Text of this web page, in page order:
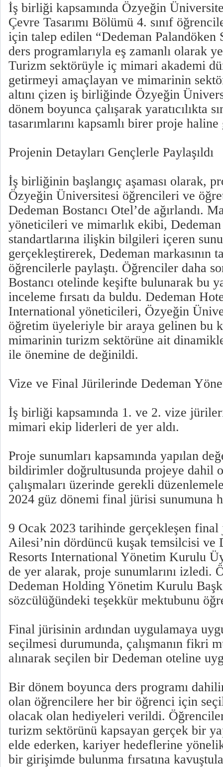
İş birliği kapsamında Özyeğin
Çevre Tasarımı Bölümü 4. sınıf
için talep edilen “Dedeman
ders programlarıyla eş zamanlı olarak
Turizm sektörüyle iç mimari akademi
getirmeyi amaçlayan ve mimarinin
altını çizen iş birliğinde Özyeğin
dönem boyunca çalışarak yaratıcılıkta
tasarımlarını kapsamlı birer proje
Projenin Detayları Gençlerle Paylaşıldı
İş birliğinin başlangıç aşaması olarak,
Özyeğin Üniversitesi öğrencileri ve
Dedeman Bostancı Otel’de ağırlandı.
yöneticileri ve mimarlık ekibi,
standartlarına ilişkin bilgileri içeren
gerçekleştirerek, Dedeman markasının
öğrencilerle paylaştı. Öğrenciler daha
Bostancı otelinde keşifte bulunarak bu
inceleme fırsatı da buldu. Dedeman
International yöneticileri, Özyeğin
öğretim üyeleriyle bir araya gelinen bu
mimarinin turizm sektörüne ait
ile önemine de değinildi.
Vize ve Final Jürilerinde Dedeman
İş birliği kapsamında 1. ve 2. vize
mimari ekip liderleri de yer aldı.
Proje sunumları kapsamında yapılan
bildirimler doğrultusunda projeye dahil
çalışmaları üzerinde gerekli
2024 güz dönemi final jürisi sunumuna
9 Ocak 2023 tarihinde gerçekleşen
Ailesi’nin dördüncü kuşak temsilcisi ve
Resorts International Yönetim Kurulu
de yer alarak, proje sunumlarını izledi.
Dedeman Holding Yönetim Kurulu
sözcülüğündeki teşekkür mektubunu
Final jürisinin ardından uygulamaya
seçilmesi durumunda, çalışmanın fikri
alınarak seçilen bir Dedeman oteline
Bir dönem boyunca ders programı
olan öğrencilere her bir öğrenci için
olacak olan hediyeleri verildi.
turizm sektörünü kapsayan gerçek bir
elde ederken, kariyer hedeflerine
bir girişimde bulunma fırsatına